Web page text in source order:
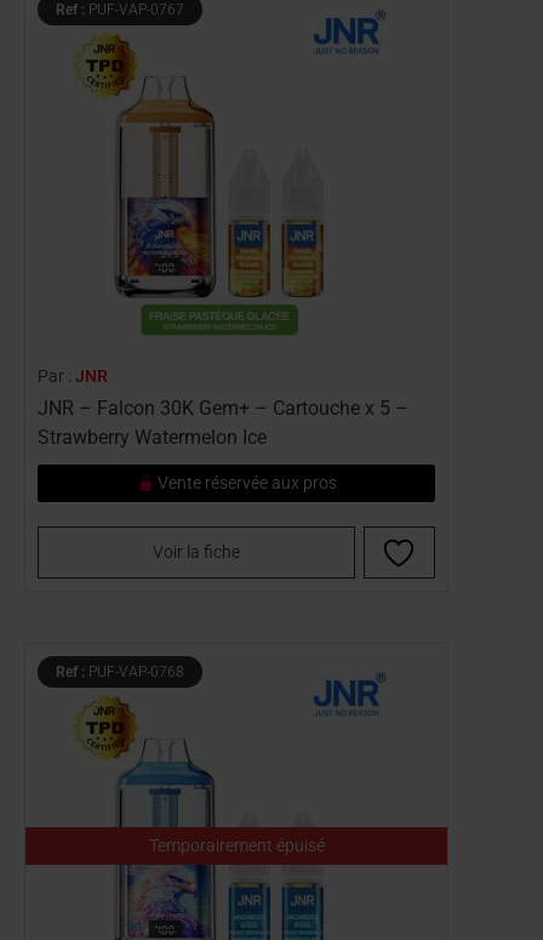
Ref : PUF-VAP-0767
Par : JNR
JNR – Falcon 30K Gem+ – Cartouche x 5 –
Strawberry Watermelon Ice
Vente réservée aux pros
Voir la fiche
Ref : PUF-VAP-0768
Temporairement épuisé